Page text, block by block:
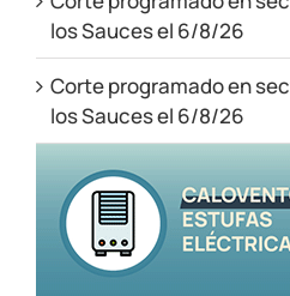
los Sauces el 6/8/26
Corte programado en
los Sauces el 6/8/26